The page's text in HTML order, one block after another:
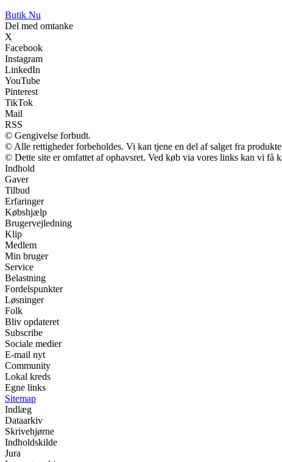
Butik Nu
Del med omtanke
X
Facebook
Instagram
LinkedIn
YouTube
Pinterest
TikTok
Mail
RSS
© Gengivelse forbudt.
© Alle rettigheder forbeholdes. Vi kan tjene en del af salget fra
© Dette site er omfattet af ophavsret. Ved køb via vores links kan vi få
Indhold
Gaver
Tilbud
Erfaringer
Købshjælp
Brugervejledning
Klip
Medlem
Min bruger
Service
Belastning
Fordelspunkter
Løsninger
Folk
Bliv opdateret
Subscribe
Sociale medier
E-mail nyt
Community
Lokal kreds
Egne links
Sitemap
Indlæg
Dataarkiv
Skrivehjørne
Indholdskilde
Jura